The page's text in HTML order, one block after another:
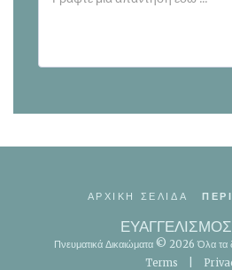
Πνευματικά Δικαιώματα © 2026 Όλα τα
Terms
ΑΡΧΙΚΗ ΣΕΛΙΔΑ